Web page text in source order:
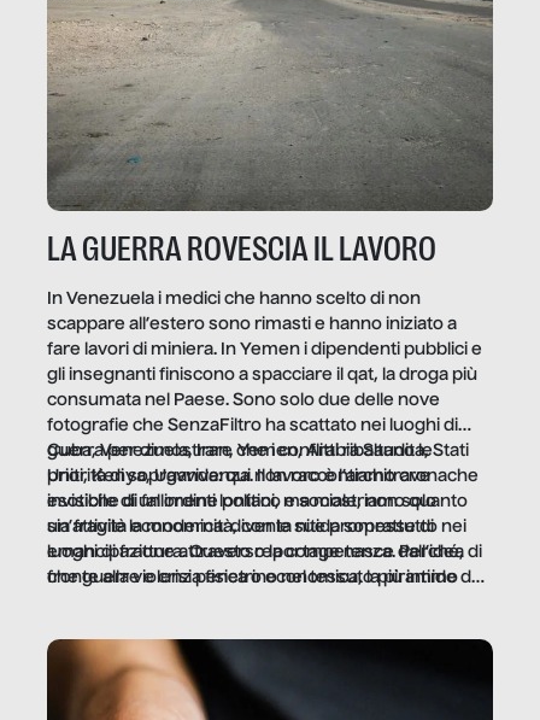
LA GUERRA ROVESCIA IL LAVORO
In Venezuela i medici che hanno scelto di non
scappare all’estero sono rimasti e hanno iniziato a
fare lavori di miniera. In Yemen i dipendenti pubblici e
gli insegnanti finiscono a spacciare il qat, la droga più
consumata nel Paese. Sono solo due delle nove
fotografie che SenzaFiltro ha scattato nei luoghi di
guerra per dimostrare che i conflitti ribaltano le
priorità di sopravvivenza. Il lavoro è l’architrave
invisibile di un ordine politico e sociale, non solo
un’attività economica: diventa nitida soprattutto nei
luoghi di frattura. Questo reportage nasce dall’idea
che guerre e crisi penetrino nel tessuto più intimo
Cuba, Venezuela, Iran, Yemen, Arabia Saudita, Stati
Uniti, Kenya, Uganda: qui non raccontiamo cronache
esotiche di fallimenti lontani, ma mostriamo quanto
sia fragile la modernità, con le sue promesse di
emancipazione attraverso la competenza. Perché, di
fronte alla violenza fisica o economica, la piramide del